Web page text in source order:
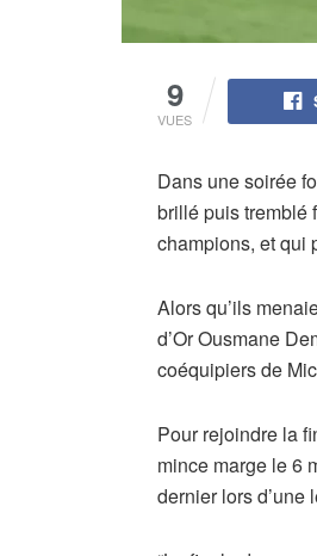
9
VUES
Dans une soirée
brillé puis tremblé
champions, et qui
Alors qu’ils
d’Or Ousmane
coéquipiers de
Pour rejoindre la
mince marge le 6
dernier lors d’une